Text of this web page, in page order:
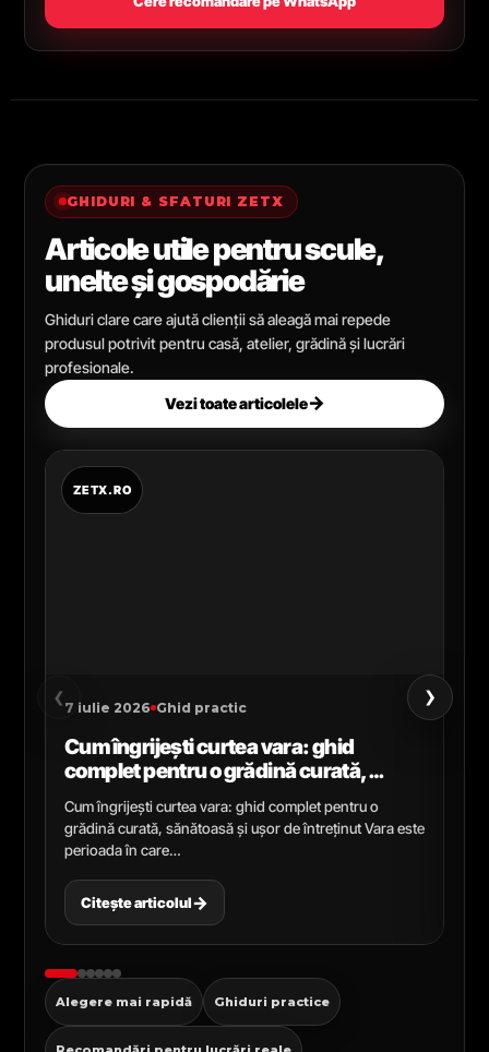
GHIDURI & SFATURI ZETX
Articole utile pentru scule,
unelte și gospodărie
Ghiduri clare care ajută clienții să aleagă mai repede
produsul potrivit pentru casă, atelier, grădină și lucrări
profesionale.
Vezi toate articolele→
‹ 7 iulie 2026 Ghid practic
Cum îngrijești curtea vara: ghid
complet pentru o grădină curată,
sănătoasă și ușor de întreținut
Cum îngrijești curtea vara: ghid complet pentru o
grădină curată, sănătoasă și ușor de întreținut Vara este
perioada în care…
Citește articolul→
›
Alegere mai rapidă Ghiduri practice